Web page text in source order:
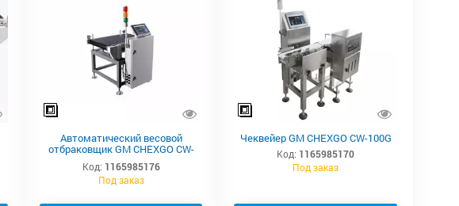
Автоматический весовой
отбраковщик GM CHEXGO CW-
15K
Код: 1165985176
Под заказ
Чеквейер GM CHEXGO CW-100G
Код: 1165985170
Под заказ